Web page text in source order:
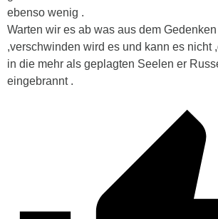
ebenso wenig .
Warten wir es ab was aus dem
,verschwinden wird es und kann es nicht
in die mehr als geplagten Seelen er
eingebrannt .